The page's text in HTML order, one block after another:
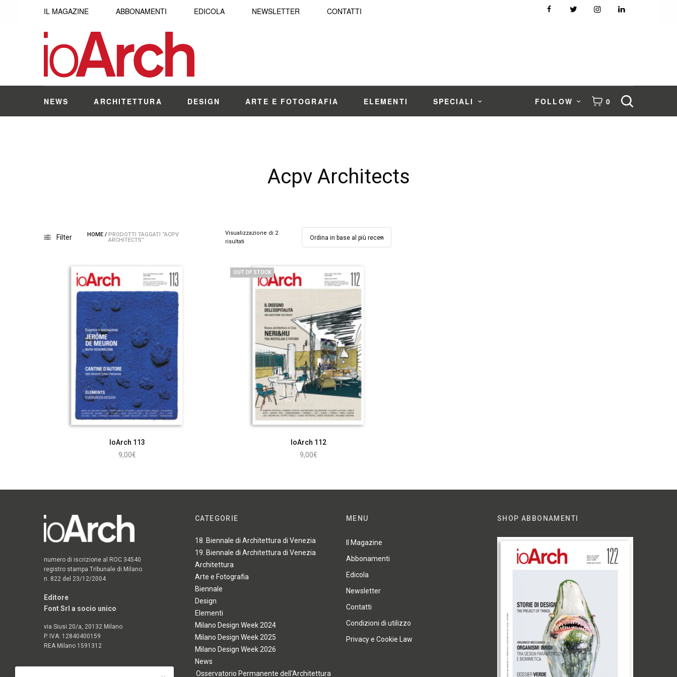
IL MAGAZINE ABBONAMENTI EDICOLA NEWSLETTER CONTATTI
NEWS ARCHITETTURA DESIGN ARTE E FOTOGRAFIA ELEMENTI SPECIALI FOLLOW 0
Acpv Architects
Filter HOME / PRODOTTI TAGGATI “ACPV
ARCHITECTS”
Visualizzazione di 2
risultati
IoArch 113
9,00€
OUT OF STOCK
IoArch 112
9,00€
numero di iscrizione al ROC 34540
registro stampa Tribunale di Milano
n. 822 del 23/12/2004
Editore
Font Srl a socio unico
via Siusi 20/a, 20132 Milano
P. IVA: 12840400159
REA Milano 1591312
CATEGORIE
18. Biennale di Architettura di Venezia
19. Biennale di Architettura di Venezia
Architettura
Arte e Fotografia
Biennale
Design
Elementi
Milano Design Week 2024
Milano Design Week 2025
Milano Design Week 2026
News
Osservatorio Permanente dell'Architettura
MENU
Il Magazine
Abbonamenti
Edicola
Newsletter
Contatti
Condizioni di utilizzo
Privacy e Cookie Law
SHOP ABBONAMENTI